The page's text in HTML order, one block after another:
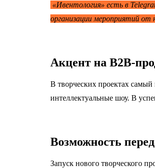
«Ивентология» есть в
организации мероприятий от
Акцент на B2B-
В творческих проектах
интеллектуальные шоу. В
Возможность
Запуск нового творческого